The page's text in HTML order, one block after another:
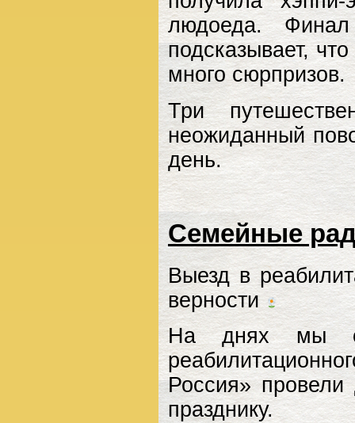
людоеда.
подсказывает,
много сюрпризов.
Три
неожиданный
день.
Семейные
Выезд в
верности
На днях мы
Россия»
празднику.